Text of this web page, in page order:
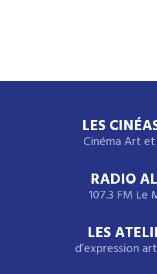
LES
Cinéma Art et
RADIO
107.3 FM Le
LES
d’expression